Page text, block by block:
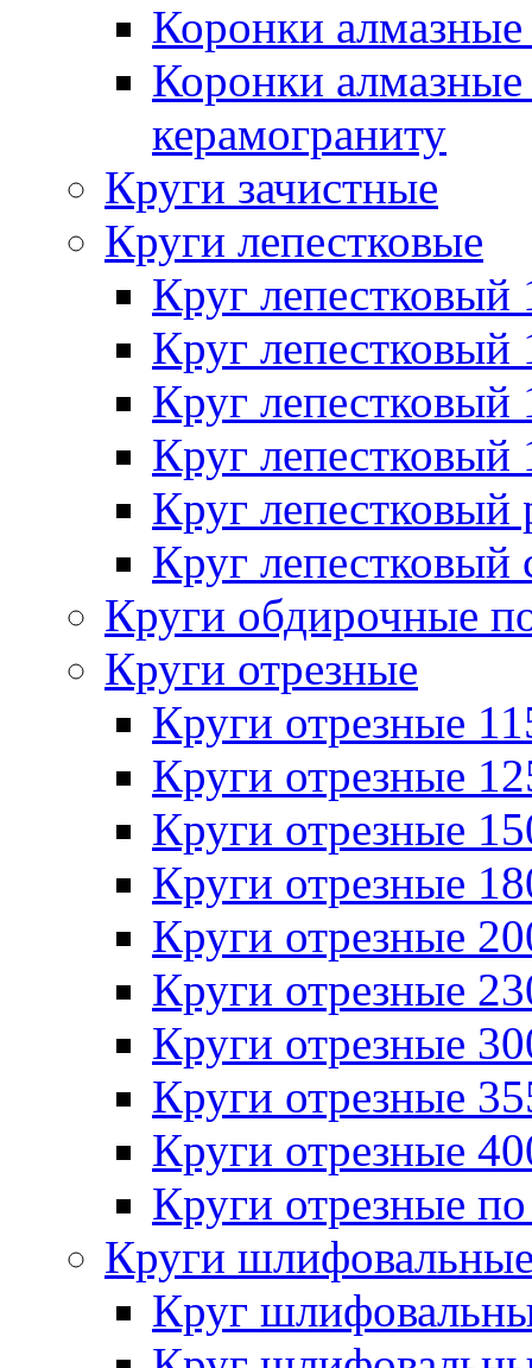
Коронки
Коронки
керамограниту
Круги зачистные
Круги лепестковые
Круг
Круг
Круг
Круг
Круг лепестковый
Круг лепестковый
Круги обдирочные
Круги отрезные
Круги отрезные
Круги отрезные
Круги отрезные
Круги отрезные
Круги отрезные
Круги отрезные
Круги отрезные
Круги отрезные
Круги отрезные
Круги отрезные
Круги
Круг